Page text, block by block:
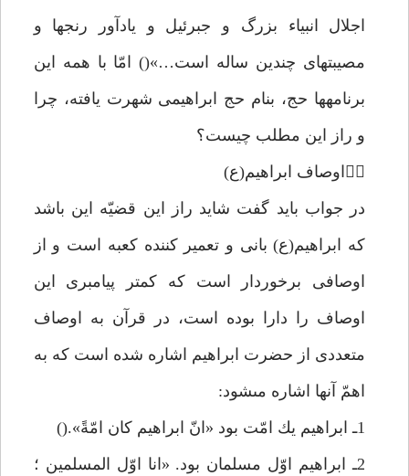
اجلال انبياء بزرگ و جبرئيل و يادآور رنجها و
مصيبتهاى چندين ساله است…»() امّا با همه اين
برنامهها حج، بنام حج ابراهيمى شهرت يافته، چرا
و راز اين مطلب چيست؟
اوصاف ابراهيم(ع)
در جواب بايد گفت شايد راز اين قضيّه اين باشد
كه ابراهيم(ع) بانى و تعمير كننده كعبه است و از
اوصافى برخوردار است كه كمتر پيامبرى اين
اوصاف را دارا بوده است، در قرآن به اوصاف
متعددى از حضرت ابراهيم اشاره شده است كه به
اهمّ آنها اشاره مىشود:
1ـ ابراهيم يك امّت بود «انّ ابراهيم كان امّةً».()
2ـ ابراهيم اوّل مسلمان بود. «انا اوّل المسلمين ؛